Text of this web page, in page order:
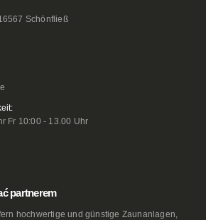
Schönfließ
Fr 10:00 - 13.00 Uhr
partnerem
hochwertige und günstige Zaunanlagen,